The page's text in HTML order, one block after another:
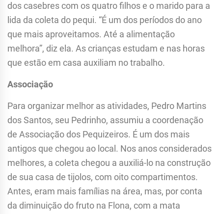
dos casebres com os quatro filhos e o marido para a
lida da coleta do pequi. “É um dos períodos do ano
que mais aproveitamos. Até a alimentação
melhora”, diz ela. As crianças estudam e nas horas
que estão em casa auxiliam no trabalho.
Associação
Para organizar melhor as atividades, Pedro Martins
dos Santos, seu Pedrinho, assumiu a coordenação
de Associação dos Pequizeiros. É um dos mais
antigos que chegou ao local. Nos anos considerados
melhores, a coleta chegou a auxiliá-lo na construção
de sua casa de tijolos, com oito compartimentos.
Antes, eram mais famílias na área, mas, por conta
da diminuição do fruto na Flona, com a mata